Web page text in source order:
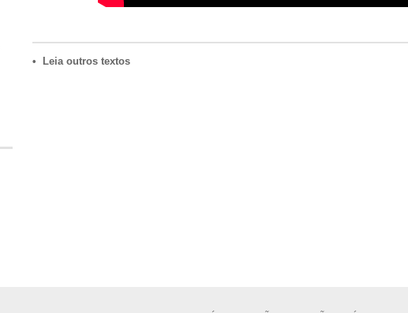
• Leia outros textos